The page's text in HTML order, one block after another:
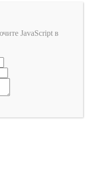
JavaScript в